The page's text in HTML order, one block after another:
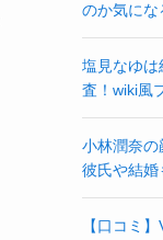
のか気にな
塩見なゆは
査！wiki風
小林潤奈の
彼氏や結婚
【口コミ